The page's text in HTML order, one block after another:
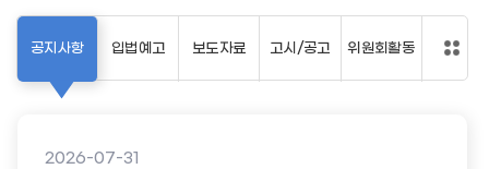
공지사항
2026-07-31
입법예고 보도자료 고시/공고 위원회활동